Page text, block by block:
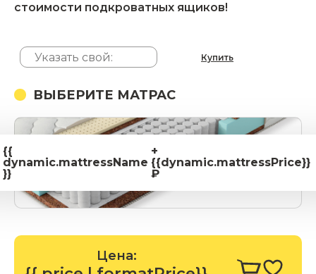
стоимости подкроватных ящиков!
Купить
ВЫБЕРИТЕ МАТРАС
{{
dynamic.mattressName
}}
+
{{dynamic.mattressPrice}}
₽
Цена: